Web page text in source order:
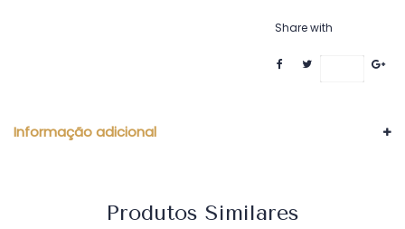
Share with
Informação adicional
Produtos Similares